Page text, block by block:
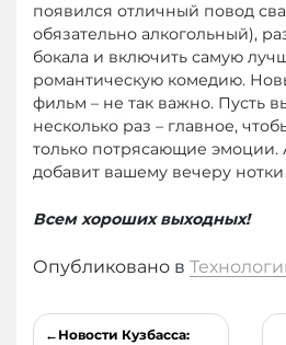
появился отличный повод
обязательно алкогольный),
бокала и включить самую
романтическую комедию.
фильм – не так важно. Пусть
несколько раз – главное,
только потрясающие эмоции.
добавит вашему вечеру нотки
Всем хороших выходных!
Опубликовано в
Навигация
Новости Кузбасса: